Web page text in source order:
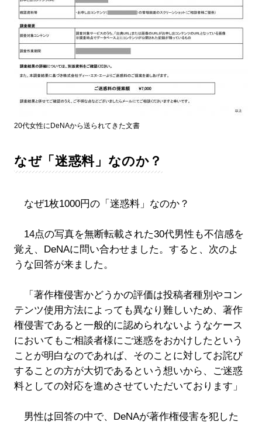
20代女性にDeNAから送られてきた文書
なぜ「迷惑料」なのか？
なぜ1枚1000円の「迷惑料」なのか？
14点の写真を無断転載された30代男性も不信感を
覚え、DeNAに問い合わせました。すると、次のよ
うな回答が来ました。
「著作権侵害かどうかの評価は投稿者種別やコン
テンツ使用方法によっても異なり難しいため、著作
権侵害であると一般的に認められないようなケース
においてもご相談者様にご迷惑をおかけしたという
ことが明白なのであれば、そのことに対してお詫び
することの方が大切であるという想いから、ご迷惑
料としての対応を進めさせていただいております」
男性は回答の中で、DeNAが著作権侵害を犯した